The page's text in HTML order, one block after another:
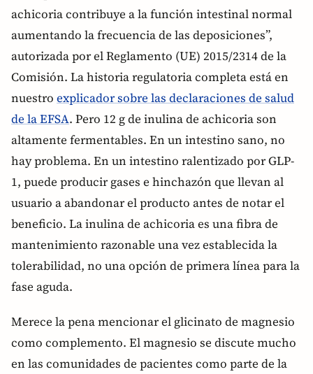
achicoria contribuye a la función intestinal normal
aumentando la frecuencia de las deposiciones”,
autorizada por el Reglamento (UE) 2015/2314 de la
Comisión. La historia regulatoria completa está en
nuestro explicador sobre las declaraciones de salud
de la EFSA. Pero 12 g de inulina de achicoria son
altamente fermentables. En un intestino sano, no
hay problema. En un intestino ralentizado por GLP-
1, puede producir gases e hinchazón que llevan al
usuario a abandonar el producto antes de notar el
beneficio. La inulina de achicoria es una fibra de
mantenimiento razonable una vez establecida la
tolerabilidad, no una opción de primera línea para la
fase aguda.
Merece la pena mencionar el glicinato de magnesio
como complemento. El magnesio se discute mucho
en las comunidades de pacientes como parte de la